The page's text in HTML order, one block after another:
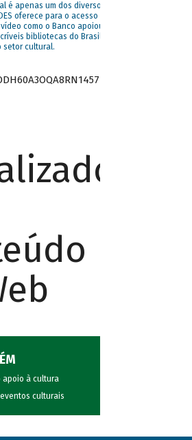
é apenas um dos diversos
oferece para o acesso à
como o Banco apoiou
bibliotecas do Brasil e
setor cultural.
apoio à cultura
culturais